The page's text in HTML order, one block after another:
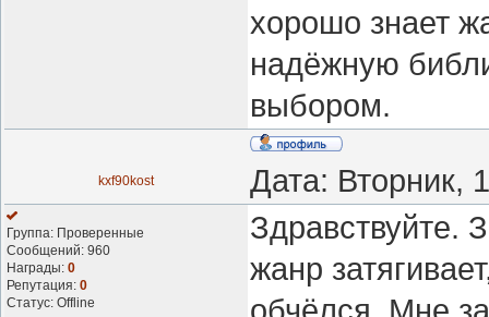
хорошо знает
надёжную
выбором.
kxf90kost Дата:
Группа: Проверенные
Сообщений: 960
Награды: 0
Репутация: 0
Статус: Offline
Здравствуйте.
жанр